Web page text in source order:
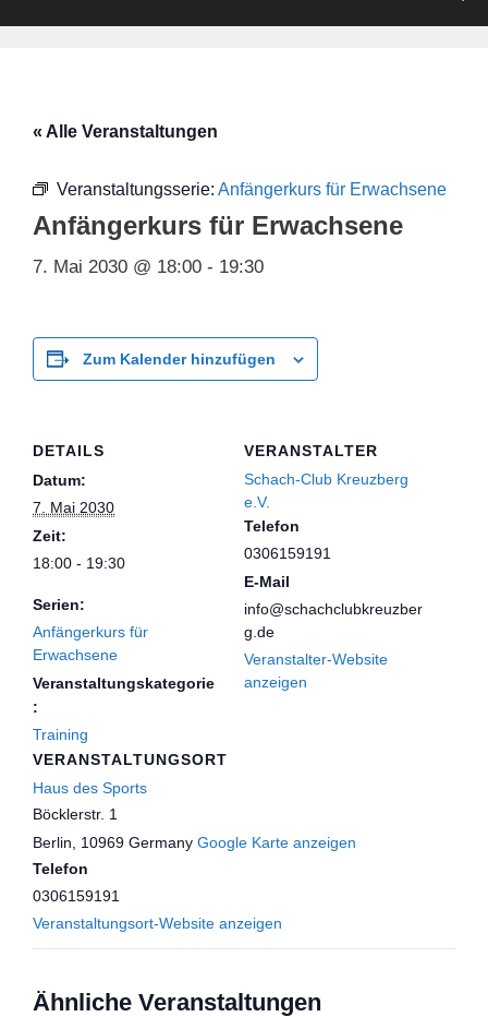
« Alle Veranstaltungen
Veranstaltungsserie: Anfängerkurs für Erwachsene
Anfängerkurs für Erwachsene
7. Mai 2030 @ 18:00 - 19:30
Zum Kalender hinzufügen
DETAILS
Datum:
7. Mai 2030
Zeit:
18:00 - 19:30
Serien:
Anfängerkurs für
Erwachsene
Veranstaltungskategorie
:
Training
VERANSTALTUNGSORT
Haus des Sports
Böcklerstr. 1
Berlin
10969 Germany Google Karte anzeigen
Telefon
0306159191
Veranstaltungsort-Website anzeigen
VERANSTALTER
Schach-Club Kreuzberg
e.V.
Telefon
0306159191
E-Mail
info@schachclubkreuzber
g.de
Veranstalter-Website
anzeigen
Ähnliche Veranstaltungen